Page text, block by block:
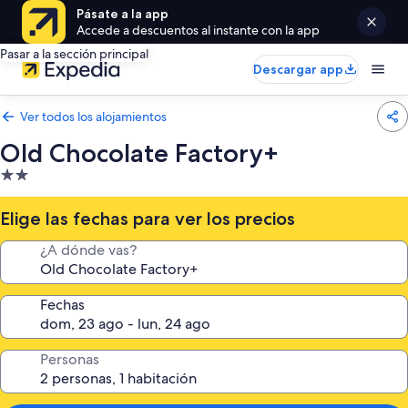
Pásate a la app
Accede a descuentos al instante con la app
Pasar a la sección principal
Descargar app
Ver todos los alojamientos
Old Chocolate Factory+
Alojamiento
de
2.0 estrellas
Elige las fechas para ver los precios
¿A dónde vas?
Fechas
Personas